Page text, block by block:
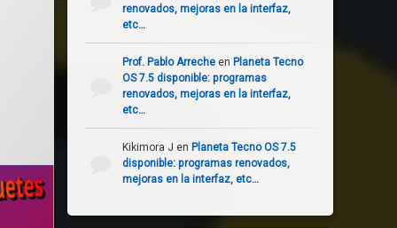
diciembre 27, 2025
renovados, mejoras en la interfaz,
etc…
Prof. Pablo Arrecheen Planeta Tecno
OS 7.5 disponible: programas
renovados, mejoras en la interfaz,
etc…
Kikimora J en Planeta Tecno OS 7.5
disponible: programas renovados,
mejoras en la interfaz, etc…